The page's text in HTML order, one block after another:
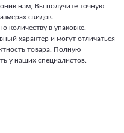
нам, Вы получите точную
скидок.
в упаковке.
характер и могут отличаться
товара. Полную
у наших специалистов.